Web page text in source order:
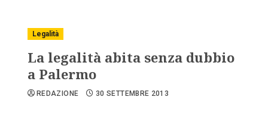
Legalità
La legalità abita senza dubbio
a Palermo
REDAZIONE 30 SETTEMBRE 2013